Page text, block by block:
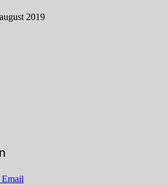
2019
Email